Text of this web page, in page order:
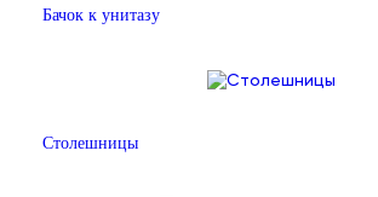
Бачок к унитазу
Столешницы